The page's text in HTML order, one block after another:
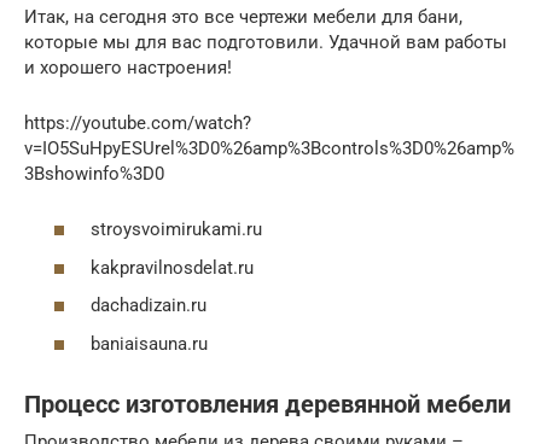
Итак, на сегодня это все чертежи мебели для бани,
которые мы для вас подготовили. Удачной вам работы
и хорошего настроения!
https://youtube.com/watch?
v=IO5SuHpyESUrel%3D0%26amp%3Bcontrols%3D0%26amp%
3Bshowinfo%3D0
stroysvoimirukami.ru
kakpravilnosdelat.ru
dachadizain.ru
baniaisauna.ru
Процесс изготовления деревянной мебели